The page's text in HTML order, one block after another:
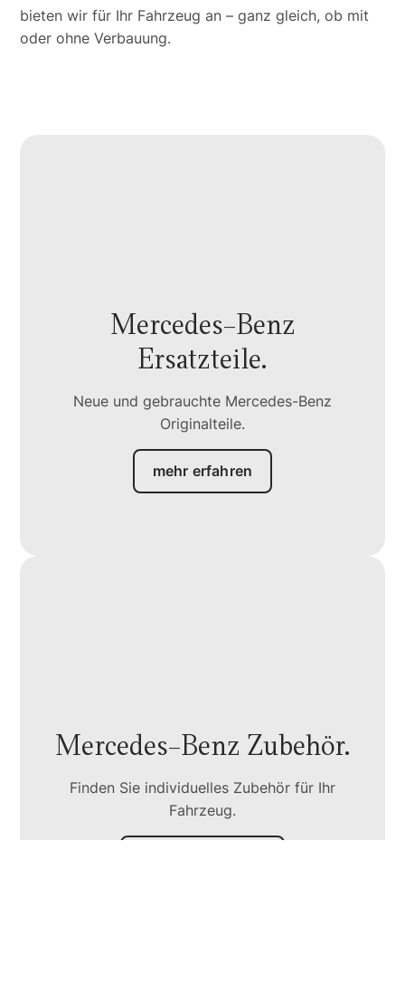
bieten wir für Ihr Fahrzeug an – ganz gleich, ob mit
oder ohne Verbauung.
Mercedes-Benz
Ersatzteile.
Neue und gebrauchte Mercedes-Benz
Originalteile.
mehr erfahren
Mercedes-Benz Zubehör.
Finden Sie individuelles Zubehör für Ihr
Fahrzeug.